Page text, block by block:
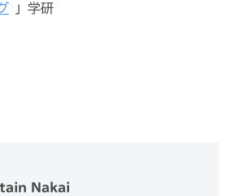
」学研
Nakai